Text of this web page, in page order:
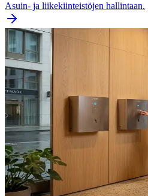
Asuin- ja liikekiinteistöjen hallintaan.